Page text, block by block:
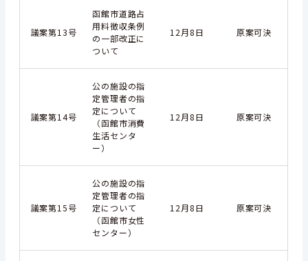
議案第13号
函館市道路占
用料徴収条例
の一部改正に
ついて
12月8日 原案可決
議案第14号
公の施設の指
定管理者の指
定について
（函館市消費
生活センタ
ー）
12月8日 原案可決
議案第15号
公の施設の指
定管理者の指
定について
（函館市女性
センター）
12月8日 原案可決